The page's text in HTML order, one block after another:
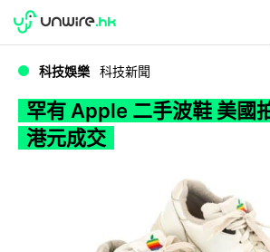
WWDC 2026
科技娛樂 科技新聞
罕有 Apple 二手波鞋 美國
港元成交